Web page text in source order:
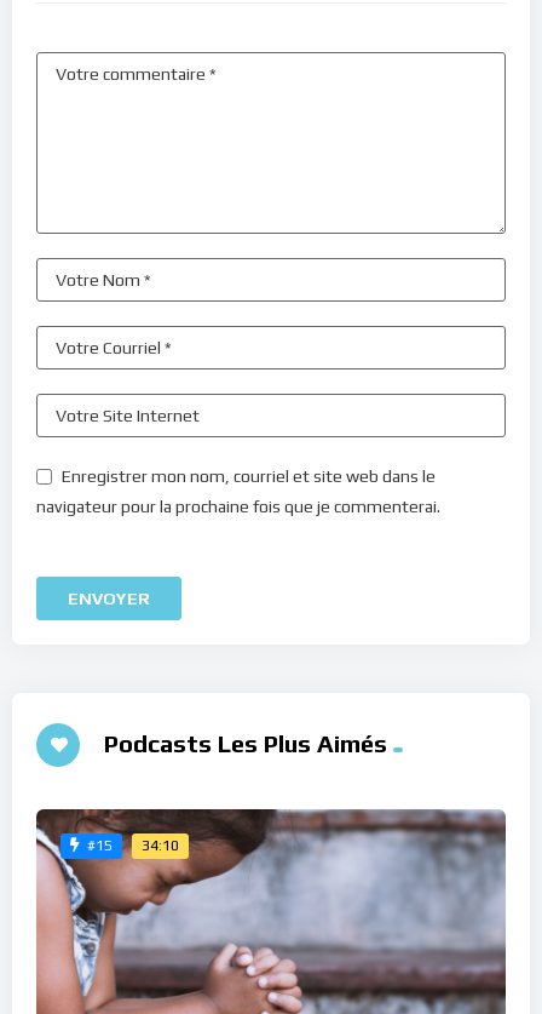
Enregistrer mon nom, courriel et site web dans le
navigateur pour la prochaine fois que je commenterai.
Podcasts Les Plus Aimés
#15 34:10